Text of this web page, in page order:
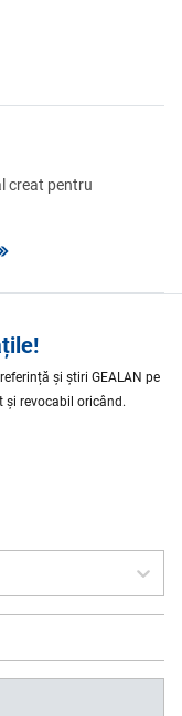
creat pentru
și știri GEALAN pe
și revocabil oricând.